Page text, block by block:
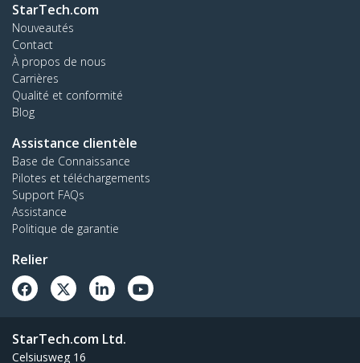
StarTech.com
Nouveautés
Contact
À propos de nous
Carrières
Qualité et conformité
Blog
Assistance clientèle
Base de Connaissance
Pilotes et téléchargements
Support FAQs
Assistance
Politique de garantie
Relier
StarTech.com Ltd.
Celsiusweg 16